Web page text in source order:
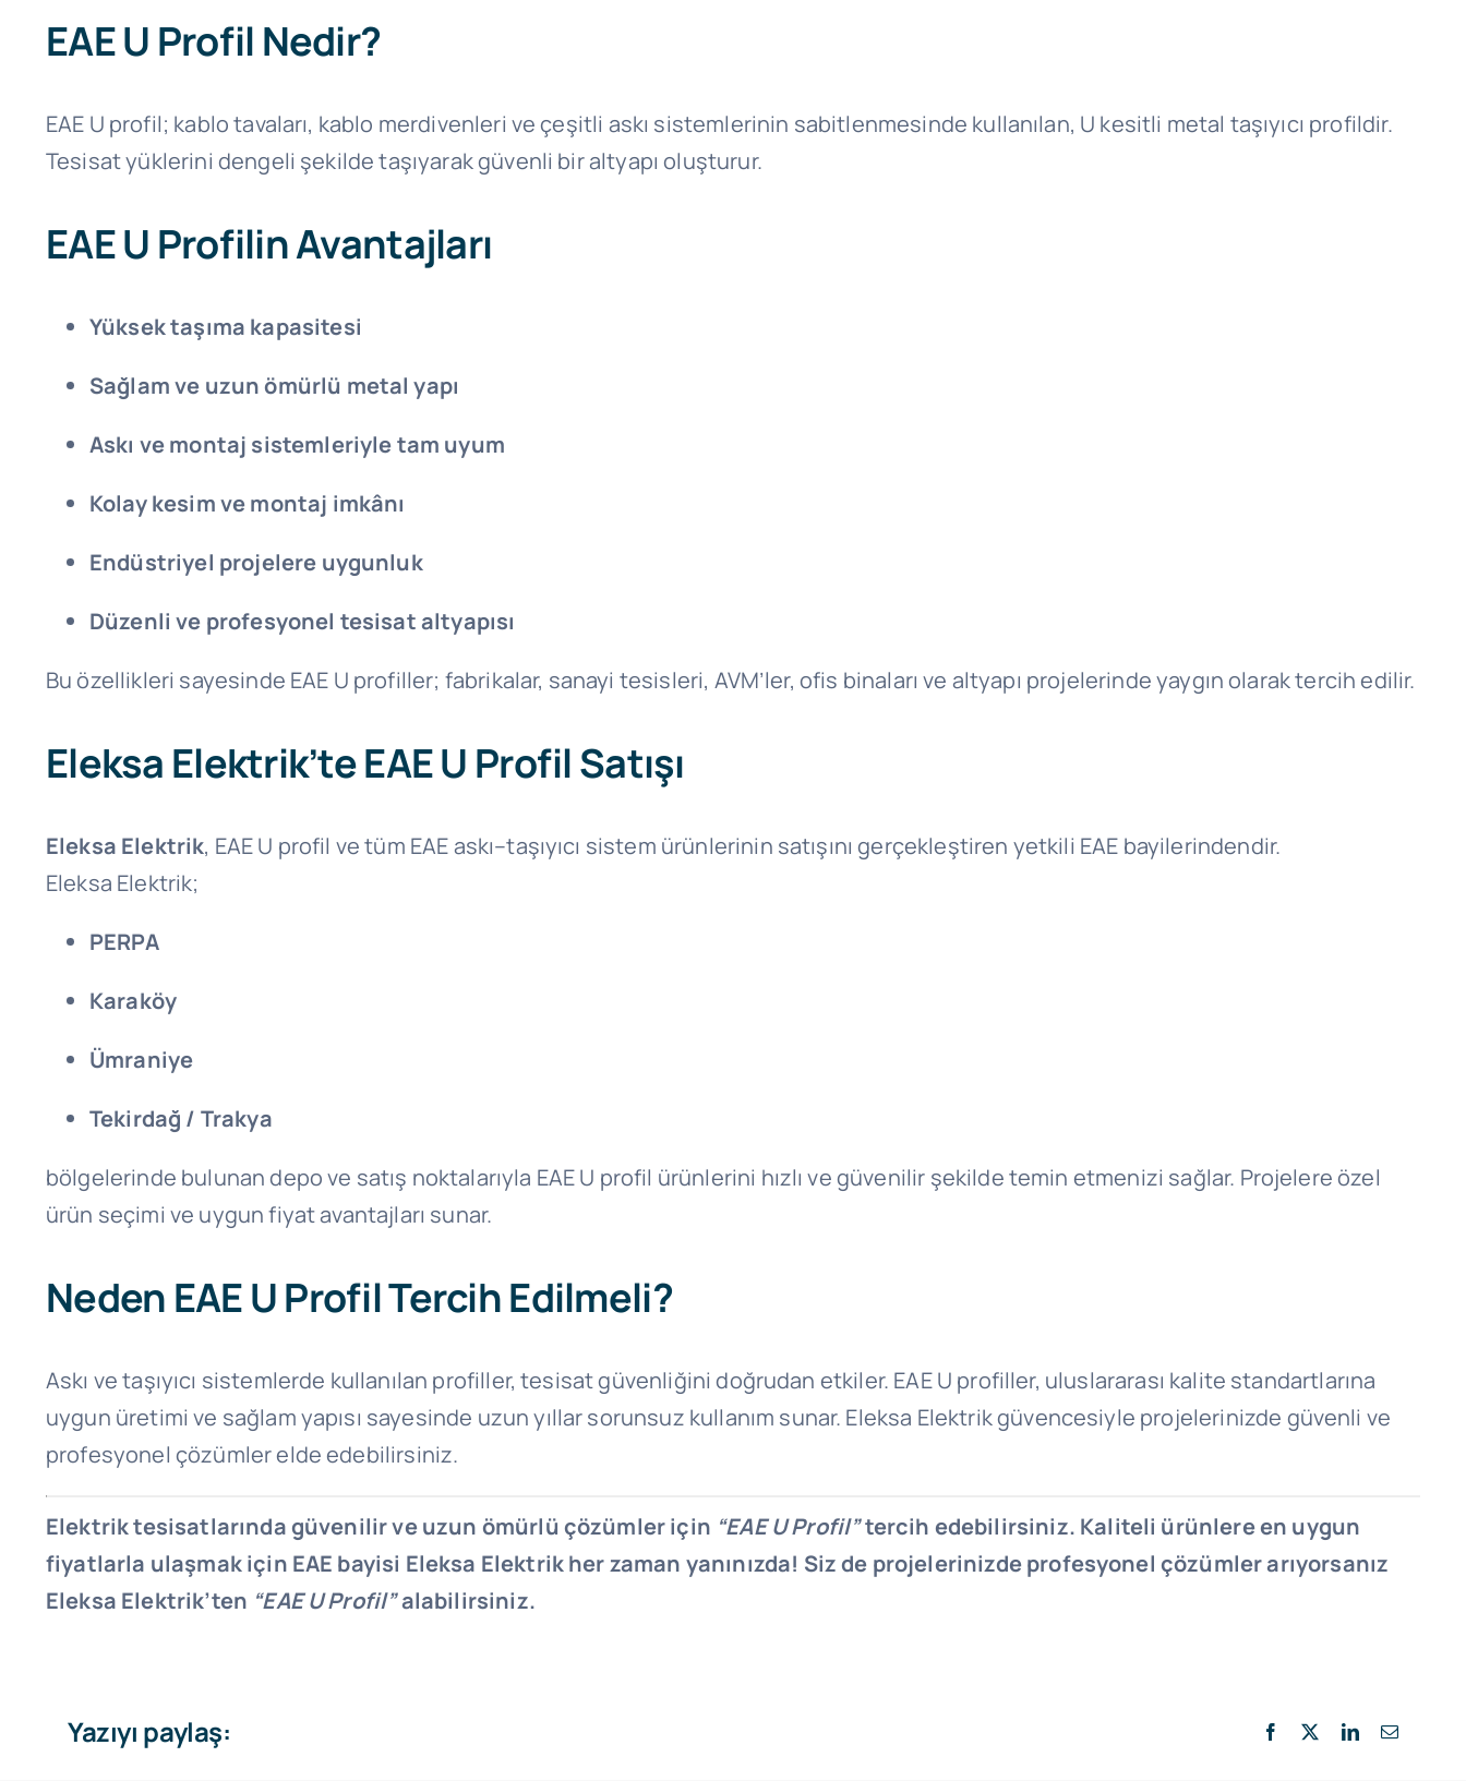
EAE U Profil Nedir?
EAE U profil; kablo tavaları, kablo merdivenleri ve çeşitli askı sistemlerinin sabitlenmesinde kullanılan, U kesitli metal taşıyıcı profildir.
Tesisat yüklerini dengeli şekilde taşıyarak güvenli bir altyapı oluşturur.
EAE U Profilin Avantajları
Yüksek taşıma kapasitesi
Sağlam ve uzun ömürlü metal yapı
Askı ve montaj sistemleriyle tam uyum
Kolay kesim ve montaj imkânı
Endüstriyel projelere uygunluk
Düzenli ve profesyonel tesisat altyapısı
Bu özellikleri sayesinde EAE U profiller; fabrikalar, sanayi tesisleri, AVM’ler, ofis binaları ve altyapı projelerinde yaygın olarak tercih edilir.
Eleksa Elektrik’te EAE U Profil Satışı
Eleksa Elektrik, EAE U profil ve tüm EAE askı–taşıyıcı sistem ürünlerinin satışını gerçekleştiren yetkili EAE bayilerindendir.
Eleksa Elektrik;
PERPA
Karaköy
Ümraniye
Tekirdağ / Trakya
bölgelerinde bulunan depo ve satış noktalarıyla EAE U profil ürünlerini hızlı ve güvenilir şekilde temin etmenizi sağlar. Projelere özel
ürün seçimi ve uygun fiyat avantajları sunar.
Neden EAE U Profil Tercih Edilmeli?
Askı ve taşıyıcı sistemlerde kullanılan profiller, tesisat güvenliğini doğrudan etkiler. EAE U profiller, uluslararası kalite standartlarına
uygun üretimi ve sağlam yapısı sayesinde uzun yıllar sorunsuz kullanım sunar. Eleksa Elektrik güvencesiyle projelerinizde güvenli ve
profesyonel çözümler elde edebilirsiniz.
Elektrik tesisatlarında güvenilir ve uzun ömürlü çözümler için “EAE U Profil”tercih edebilirsiniz. Kaliteli ürünlere en uygun
fiyatlarla ulaşmak için EAE bayisi Eleksa Elektrik her zaman yanınızda! Siz de projelerinizde profesyonel çözümler arıyorsanız
Eleksa Elektrik’ten “EAE U Profil”alabilirsiniz.
Yazıyı paylaş: Facebook LinkedIn
E-